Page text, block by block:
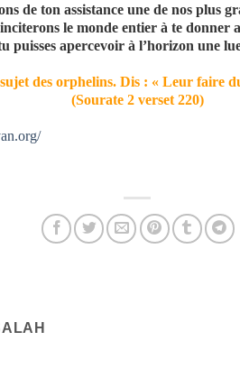
de ton assistance une de nos plus
le monde entier à te donner
puisses apercevoir à l’horizon une
des orphelins. Dis : « Leur faire
(Sourate 2 verset 220)